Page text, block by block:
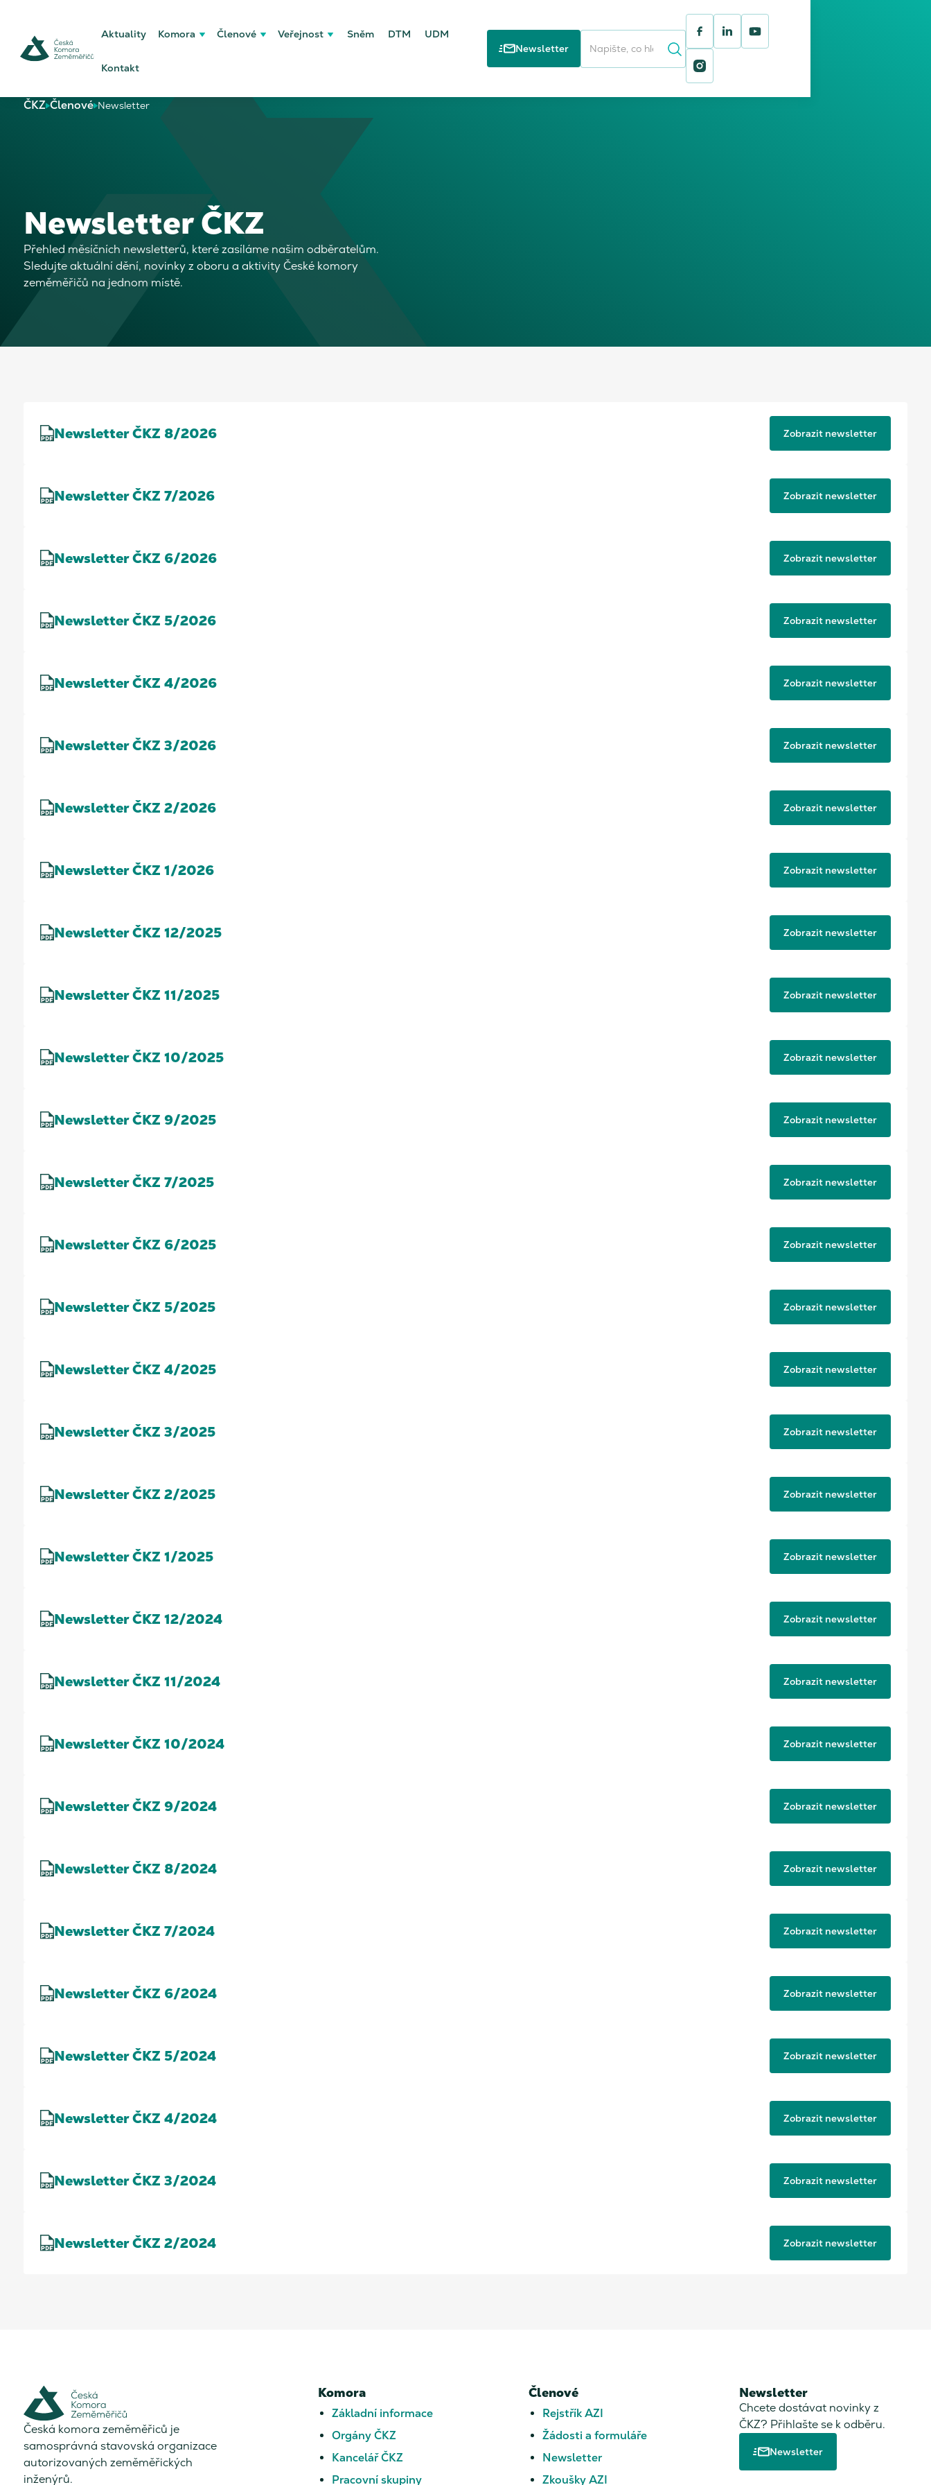
Aktuality Komora Členové Veřejnost Sněm DTM UDM
Kontakt
Newsletter
ČKZ Členové Newsletter
Newsletter ČKZ
Přehled měsíčních newsletterů, které zasíláme našim odběratelům.
Sledujte aktuální dění, novinky z oboru a aktivity České komory
zeměměřičů na jednom místě.
Newsletter ČKZ 8/2026 Zobrazit newsletter
Newsletter ČKZ 7/2026 Zobrazit newsletter
Newsletter ČKZ 6/2026 Zobrazit newsletter
Newsletter ČKZ 5/2026 Zobrazit newsletter
Newsletter ČKZ 4/2026 Zobrazit newsletter
Newsletter ČKZ 3/2026 Zobrazit newsletter
Newsletter ČKZ 2/2026 Zobrazit newsletter
Newsletter ČKZ 1/2026 Zobrazit newsletter
Newsletter ČKZ 12/2025 Zobrazit newsletter
Newsletter ČKZ 11/2025 Zobrazit newsletter
Newsletter ČKZ 10/2025 Zobrazit newsletter
Newsletter ČKZ 9/2025 Zobrazit newsletter
Newsletter ČKZ 7/2025 Zobrazit newsletter
Newsletter ČKZ 6/2025 Zobrazit newsletter
Newsletter ČKZ 5/2025 Zobrazit newsletter
Newsletter ČKZ 4/2025 Zobrazit newsletter
Newsletter ČKZ 3/2025 Zobrazit newsletter
Newsletter ČKZ 2/2025 Zobrazit newsletter
Newsletter ČKZ 1/2025 Zobrazit newsletter
Newsletter ČKZ 12/2024 Zobrazit newsletter
Newsletter ČKZ 11/2024 Zobrazit newsletter
Newsletter ČKZ 10/2024 Zobrazit newsletter
Newsletter ČKZ 9/2024 Zobrazit newsletter
Newsletter ČKZ 8/2024 Zobrazit newsletter
Newsletter ČKZ 7/2024 Zobrazit newsletter
Newsletter ČKZ 6/2024 Zobrazit newsletter
Newsletter ČKZ 5/2024 Zobrazit newsletter
Newsletter ČKZ 4/2024 Zobrazit newsletter
Newsletter ČKZ 3/2024 Zobrazit newsletter
Newsletter ČKZ 2/2024 Zobrazit newsletter
Česká komora zeměměřiců je
samosprávná stavovská organizace
autorizovaných zeměměřických
inženýrů.
Komora
Základní informace
Orgány ČKZ
Kancelář ČKZ
Pracovní skupiny
Členové
Rejstřík AZI
Žádosti a formuláře
Newsletter
Zkoušky AZI
Newsletter
Chcete dostávat novinky z
ČKZ? Přihlašte se k odběru.
Newsletter